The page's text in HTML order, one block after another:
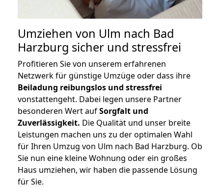
Umziehen von Ulm nach Bad
Harzburg sicher und stressfrei
Profitieren Sie von unserem erfahrenen
Netzwerk für günstige Umzüge oder dass ihre
Beiladung reibungslos und stressfrei
vonstattengeht. Dabei legen unsere Partner
besonderen Wert aufSorgfalt und
Zuverlässigkeit. Die Qualität und unser breite
Leistungen machen uns zu der optimalen Wahl
für Ihren Umzug von Ulm nach Bad Harzburg. Ob
Sie nun eine kleine Wohnung oder ein großes
Haus umziehen, wir haben die passende Lösung
für Sie.